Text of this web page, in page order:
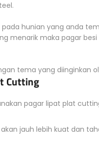
hunian yang anda
menarik maka pagar
tema yang diinginkan
Cutting
pagar lipat plat
jauh lebih kuat dan